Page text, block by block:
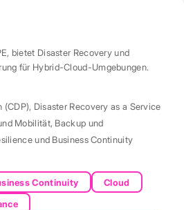
bietet Disaster Recovery und
für Hybrid-Cloud-Umgebungen.
(CDP), Disaster Recovery as a Service
Mobilität, Backup und
und Business Continuity
Continuity
Cloud